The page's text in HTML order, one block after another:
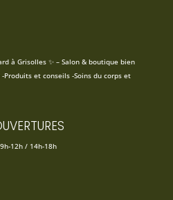
à Grisolles ✨ – Salon & boutique bien
Produits et conseils -Soins du corps et
12h / 14h-18h